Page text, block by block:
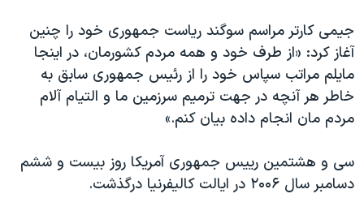
جيمی کارتر مراسم سوگند رياست جمهوری خود را چنين
آغاز کرد: «از طرف خود و همه مردم کشورمان، در اينجا
مايلم مراتب سپاس خود را از رئيس جمهوری سابق به
خاطر هر آنچه در جهت ترميم سرزمین ما و التيام آلام
مردم مان انجام داده بیان کنم.»
سی و هشتمین رییس جمهوری آمریکا روز بیست و ششم
دسامبر سال ۲۰۰۶ در ایالت کالیفرنیا درگذشت.